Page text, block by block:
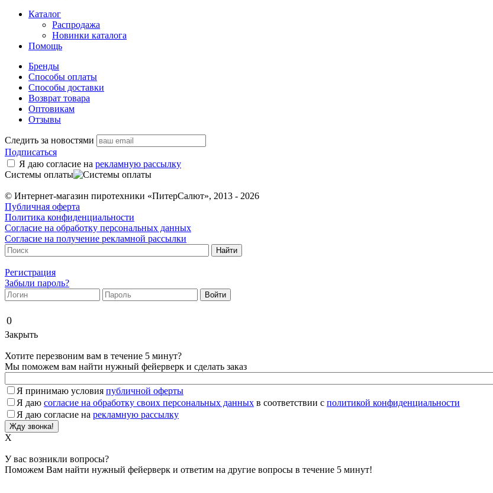
Каталог
Распродажа
Новинки каталога
Помощь
Бренды
Способы оплаты
Способы доставки
Возврат товара
Оптовикам
Отзывы
Следить за новостями
Подписаться
Я даю согласие на рекламную рассылку
Системы оплаты
© Интернет-магазин пиротехники «ПитерСалют», 2013 - 2026
Публичная оферта
Политика конфиденциальности
Согласие на обработку персональных данных
Согласие на получение рекламной рассылки
Регистрация
Забыли пароль?
0
Закрыть
Хотите перезвоним вам в течение 5 минут?
Мы поможем вам найти нужный фейерверк и сделать заказ
Я принимаю условия публичной оферты
Я даю согласие на обработку своих персональных данных в соответствии с политикой конфиденциальности
Я даю согласие на рекламную рассылку
X
У вас возникли вопросы?
Поможем Вам найти нужный фейерверк и ответим на другие вопросы в течение 5 минут!